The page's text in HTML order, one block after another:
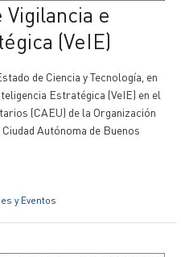
(VeIE)
de Ciencia y Tecnología, en
Estratégica (VeIE) en el
(CAEU) de la Organización
Autónoma de Buenos
y Eventos